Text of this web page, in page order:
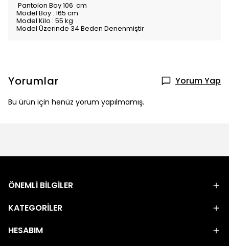
Pantolon Boy 106 cm
Model Boy : 165 cm
Model Kilo : 55 kg
Model Üzerinde 34 Beden Denenmiştir
Yorumlar Yorum Yap
Bu ürün için henüz yorum yapılmamış.
ÖNEMLİ BİLGİLER
KATEGORİLER
HESABIM